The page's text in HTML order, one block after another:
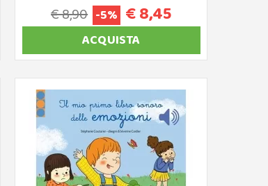
€ 8,90 -5% € 8,45
ACQUISTA